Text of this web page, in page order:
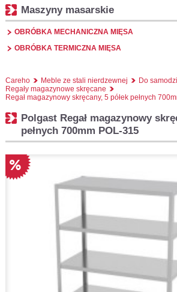
Maszyny masarskie
OBRÓBKA MECHANICZNA MIĘSA
OBRÓBKA TERMICZNA MIĘSA
Careho Meble ze stali nierdzewnej
Do
Regały magazynowe skręcane
Regał magazynowy skręcany, 5 półek pełnych
Polgast Regał magazynowy
pełnych 700mm POL-315